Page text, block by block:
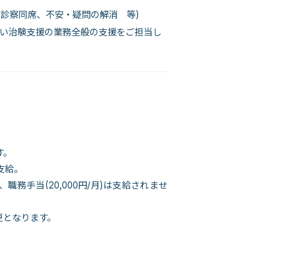
察同席、不安・疑問の解消 等)
治験支援の業務全般の支援をご担当し
。
職務手当(20,000円/月)は支給されませ
なります。